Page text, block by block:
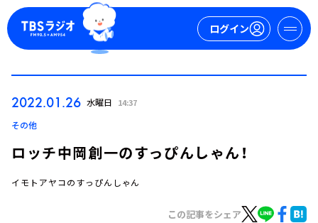
ログイン
2022.01.26 水曜日 14:37
その他
ロッチ中岡創一のすっぴんしゃん！
イモトアヤコのすっぴんしゃん
この記事をシェア